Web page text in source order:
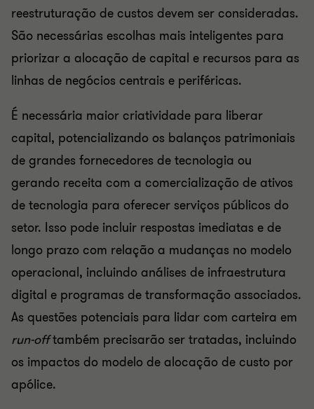
reestruturação de custos devem ser consideradas.
São necessárias escolhas mais inteligentes para
priorizar a alocação de capital e recursos para as
linhas de negócios centrais e periféricas.
É necessária maior criatividade para liberar
capital, potencializando os balanços patrimoniais
de grandes fornecedores de tecnologia ou
gerando receita com a comercialização de ativos
de tecnologia para oferecer serviços públicos do
setor. Isso pode incluir respostas imediatas e de
longo prazo com relação a mudanças no modelo
operacional, incluindo análises de infraestrutura
digital e programas de transformação associados.
As questões potenciais para lidar com carteira em
run-offtambém precisarão ser tratadas, incluindo
os impactos do modelo de alocação de custo por
apólice.